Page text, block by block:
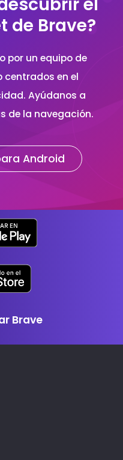
el
de Brave?
por un equipo de
centrados en el
Ayúdanos a
de la navegación.
Android
Brave